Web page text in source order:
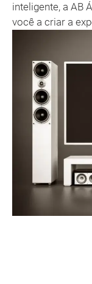
inteligente, a AB
você a criar a